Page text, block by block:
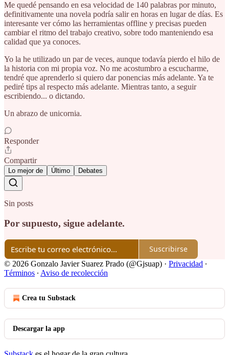
Me quedé pensando en esa velocidad de 140 palabras por minuto,
definitivamente una novela podría salir en horas en lugar de días. Es
interesante ver cómo las herramientas offline y precisas pueden
cambiar el ritmo del trabajo creativo, sobre todo manteniendo esa
calidad que ya conoces.
Yo la he utilizado un par de veces, aunque todavía pierdo el hilo de
la historia con mi propia voz. No me acostumbro a escucharme,
tendré que aprenderlo si quiero dar ponencias más adelante. Ya te
pediré tips al respecto más adelante. Mientras tanto, a seguir
escribiendo... o dictando.
Un abrazo de unicornia.
Responder
Compartir
Lo mejor de Último Debates
Sin posts
Por supuesto, sigue adelante.
Suscribirse
© 2026 Gonzalo Javier Suarez Prado (@Gjsuap) · Privacidad ∙
Términos ∙ Aviso de recolección
Crea tu Substack
Descargar la app